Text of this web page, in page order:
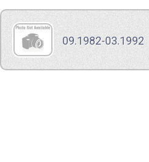
09.1982-03.1992